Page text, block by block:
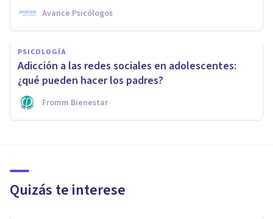
Avance Psicólogos
PSICOLOGÍA
Adicción a las redes sociales en adolescentes:
¿qué pueden hacer los padres?
Fromm Bienestar
Quizás te interese